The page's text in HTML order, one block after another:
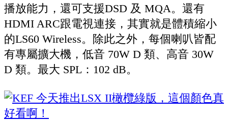
播放能力，還可支援DSD 及 MQA。還有
HDMI ARC跟電視連接，其實就是體積縮小
的LS60 Wireless。除此之外，每個喇叭皆配
有專屬擴大機，低音 70W D 類、高音 30W
D 類。最大 SPL：102 dB。